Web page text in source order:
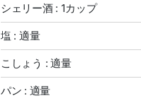
シェリー酒 : 1カップ
塩 : 適量
こしょう : 適量
パン : 適量